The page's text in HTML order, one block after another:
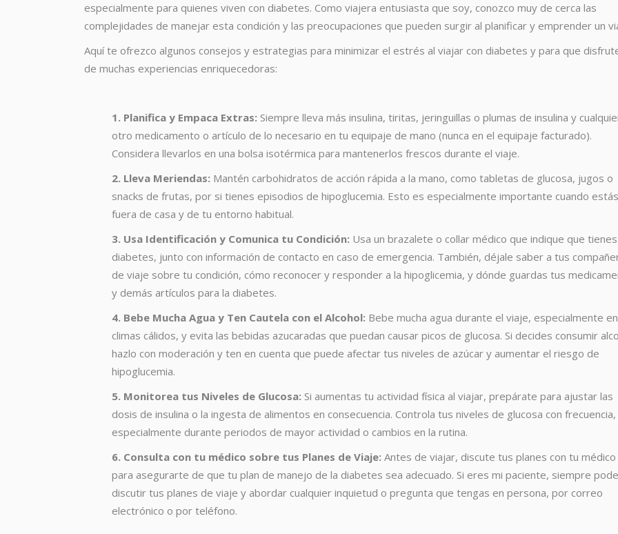
especialmente para quienes viven con diabetes. Como viajera entusiasta que soy, conozco muy de cerca las
complejidades de manejar esta condición y las preocupaciones que pueden surgir al planificar y emprender un
Aquí te ofrezco algunos consejos y estrategias para minimizar el estrés al viajar con diabetes y para que
de muchas experiencias enriquecedoras:
1. Planifica y Empaca Extras: Siempre lleva más insulina, tiritas, jeringuillas o plumas de insulina y
otro medicamento o artículo de lo necesario en tu equipaje de mano (nunca en el equipaje facturado).
Considera llevarlos en una bolsa isotérmica para mantenerlos frescos durante el viaje.
2. Lleva Meriendas: Mantén carbohidratos de acción rápida a la mano, como tabletas de glucosa, jugos o
snacks de frutas, por si tienes episodios de hipoglucemia. Esto es especialmente importante cuando estás
fuera de casa y de tu entorno habitual.
3. Usa Identificación y Comunica tu Condición: Usa un brazalete o collar médico que indique que tienes
diabetes, junto con información de contacto en caso de emergencia. También, déjale saber a tus
de viaje sobre tu condición, cómo reconocer y responder a la hipoglicemia, y dónde guardas tus
y demás artículos para la diabetes.
4. Bebe Mucha Agua y Ten Cautela con el Alcohol: Bebe mucha agua durante el viaje, especialmente en
climas cálidos, y evita las bebidas azucaradas que puedan causar picos de glucosa. Si decides consumir
hazlo con moderación y ten en cuenta que puede afectar tus niveles de azúcar y aumentar el riesgo de
hipoglucemia.
5. Monitorea tus Niveles de Glucosa: Si aumentas tu actividad física al viajar, prepárate para ajustar las
dosis de insulina o la ingesta de alimentos en consecuencia. Controla tus niveles de glucosa con frecuencia,
especialmente durante periodos de mayor actividad o cambios en la rutina.
6. Consulta con tu médico sobre tus Planes de Viaje: Antes de viajar, discute tus planes con tu médico
para asegurarte de que tu plan de manejo de la diabetes sea adecuado. Si eres mi paciente, siempre
discutir tus planes de viaje y abordar cualquier inquietud o pregunta que tengas en persona, por correo
electrónico o por teléfono.